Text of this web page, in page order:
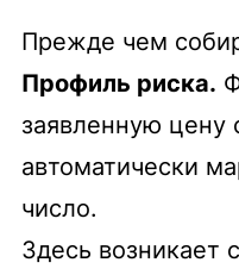
Прежде чем
Профиль риска.
заявленную цену
автоматически
число.
Здесь возникает